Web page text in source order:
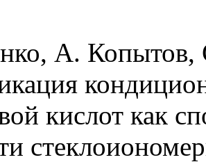
А. Копытов,
кислот как